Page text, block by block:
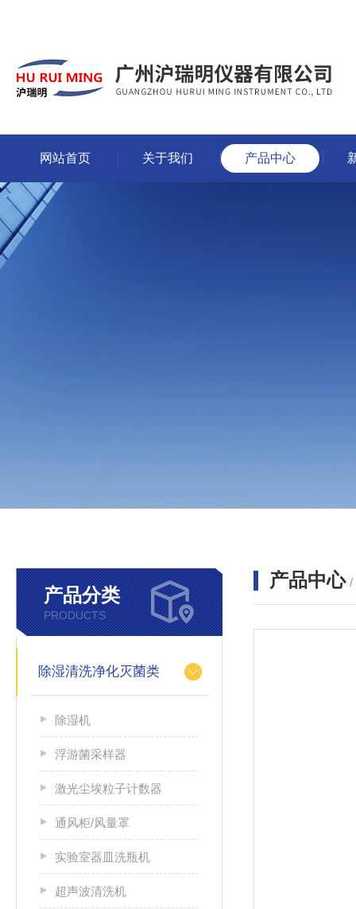
网站首页 关于我们 产品中心
产品分类
PRODUCTS
除湿清洗净化灭菌类
除湿机
浮游菌采样器
激光尘埃粒子计数器
通风柜/风量罩
实验室器皿洗瓶机
超声波清洗机
产品中心 /